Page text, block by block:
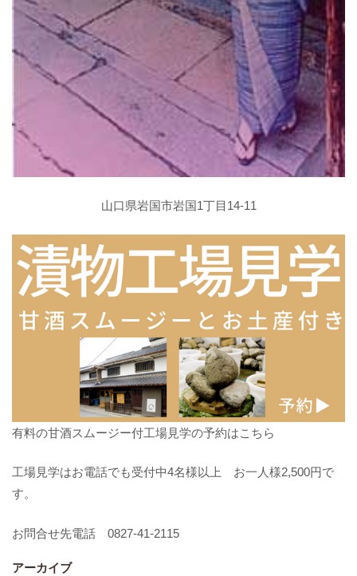
山口県岩国市岩国1丁目14-11
有料の甘酒スムージー付工場見学の予約はこちら
工場見学はお電話でも受付中4名様以上 お一人様2,500円で
す。
お問合せ先電話 0827-41-2115
アーカイブ